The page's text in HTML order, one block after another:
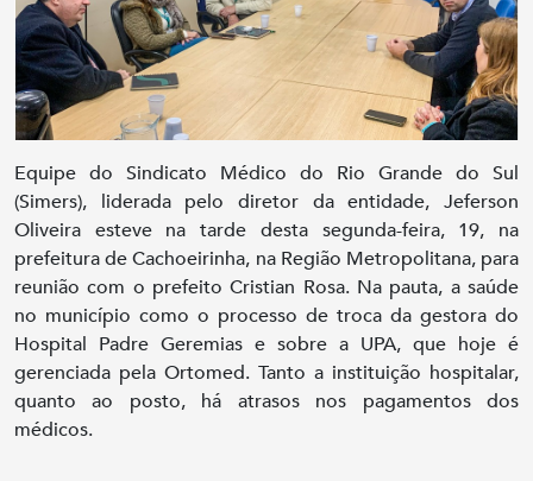
Equipe do Sindicato Médico do Rio Grande do Sul
(Simers), liderada pelo diretor da entidade, Jeferson
Oliveira esteve na tarde desta segunda-feira, 19, na
prefeitura de Cachoeirinha, na Região Metropolitana, para
reunião com o prefeito Cristian Rosa. Na pauta, a saúde
no município como o processo de troca da gestora do
Hospital Padre Geremias e sobre a UPA, que hoje é
gerenciada pela Ortomed. Tanto a instituição hospitalar,
quanto ao posto, há atrasos nos pagamentos dos
médicos.